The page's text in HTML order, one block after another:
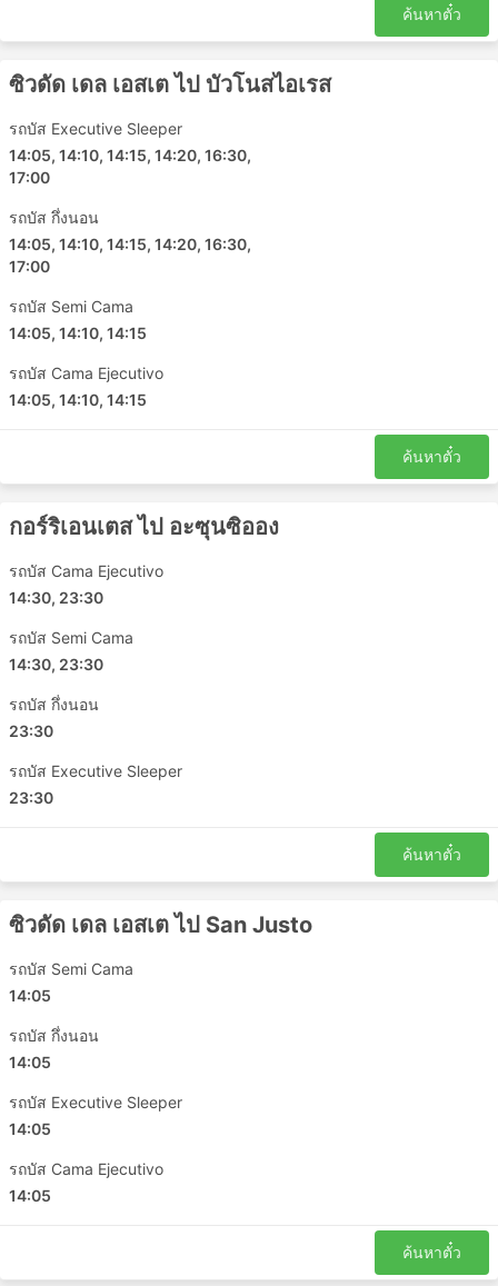
ข้อดีของการเดินทางด้วยรถบัส
ที่ไม่ได้เชื่อมต่อกันด้วยรถไฟหรือเครื่องบิน ซึ่งเครือข่าย
รถโดยสารมักครอบคลุมเกือบทั้งประเทศ และเส้นทาง
ตรงกันข้ามกับการเดินทางทางอากาศและการเดินทาง
ด้วยรถไฟในบางครั้ง การขึ้นรถประจำทางไม่จำเป็นต้อง
มาถึงสถานีขนส่งล่วงหน้ามากนัก การเช็คอินใช้เวลาไม่
อนุญาตมักจะเพียงพอกับผู้เดินทางมากและค่าธรรมเนียม
สำหรับสัมภาระเพิ่มเติมมักจะไม่สูงมากนัก ในกรณีที่มี
ตั๋วรถโดยสารมีราคาไม่แพงมากเมื่อเทียบกับตั๋วเครื่อง
บินหรือรถไฟด่วน มีตั๋วหลายชั้นให้เลือกสำหรับทุกงบใน
กระเป๋าคุณเสมอ ตัวเลือกมาตรฐานที่ถูกกว่าอาจช้าไป
หน่อยและไม่ได้ให้ความสะดวกสบายสูงสุดตามที่คุณ
ต้องการ แต่อย่างไรก็ยังเป็นทางเลือกที่ดีและพาคุณไปยัง
ห้องน้ำหรือจุดแวะเข้าห้องน้ำ รวมถึงของว่าง น้ำ และ
แล้ว
หากคุณพร้อมที่จะใช้จ่ายมากขึ้น รถบัสวีไอพีบางคัน
เสนอที่นั่งที่เทียบได้กับชั้นธุรกิจบนเครื่องบินที่มีที่นั่งปรับ
เอนได้กว้างนุ่ม ผ้าห่ม ผู้โดยสารน้อย และสิทธิพิเศษอื่น ๆ
ทางที่น่าพึงพอใจ
ข้อเสียของการเดินทางด้วยรถบัส
ใกล้กับทางหลวงที่ใหญ่ เพื่อให้รถประจำทางสามารถ
หลีกเลี่ยงความแออัดในเมือง แต่น่าเสียดายว่า การเดิน
ทางอาจสร้างความท้าทายเพิ่มเติมให้กับนักเดินทางด้วย
การเดินทางไปยังสถานีดังกล่าวอาจเป็นปัญหา เนื่องจาก
ในบางจุดหมายปลายทางมีข้อจำกัดเกี่ยวกับยานพาหนะ
ที่อนุญาตให้เข้าจุดส่งผู้โดยสารได้ และคุณจะต้องใช้ผู้ให้
ด้วยหากคุณเดินทางในช่วงเวลาเร่งด่วน โดยเฉพาะอย่าง
กว่ารถไฟหรือเครื่องบิน ขึ้นอยู่กับสถานการณ์บนท้อง
อุบัติเหตุ งานก่อสร้างถนน ทางเบี่ยง ฯลฯ โดยเฉพาะ
อย่างยิ่งสำหรับการเดินทางในช่วงวันหยุดสุดสัปดาห์ ฤดู
เลี่ยงการวางแผนการเดินทางที่กระชั้นชิดมาก
การเดินทางในบางเส้นทางหรือช่วงยอดนิยมอาจต้องจอง
ค้นหาตั๋ว
ซิวดัด เดล เอสเต ไป บัวโนสไอเรส
รถบัส Executive Sleeper
14:05, 14:10, 14:15, 14:20, 16:30,
17:00
รถบัส กึ่งนอน
14:05, 14:10, 14:15, 14:20, 16:30,
17:00
รถบัส Semi Cama
14:05, 14:10, 14:15
รถบัส Cama Ejecutivo
14:05, 14:10, 14:15
ค้นหาตั๋ว
กอร์ริเอนเตส ไป อะซุนซิออง
รถบัส Cama Ejecutivo
14:30, 23:30
รถบัส Semi Cama
14:30, 23:30
รถบัส กึ่งนอน
23:30
รถบัส Executive Sleeper
23:30
ค้นหาตั๋ว
ซิวดัด เดล เอสเต ไป San Justo
รถบัส Semi Cama
14:05
รถบัส กึ่งนอน
14:05
รถบัส Executive Sleeper
14:05
รถบัส Cama Ejecutivo
14:05
ค้นหาตั๋ว